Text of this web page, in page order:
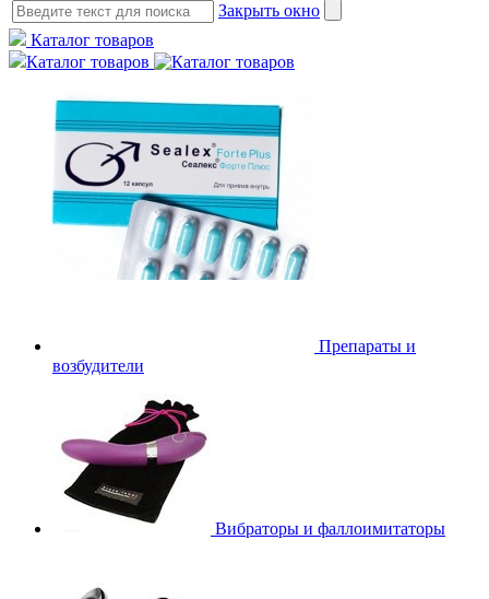
Закрыть окно
Каталог товаров
Каталог товаров
Препараты и
возбудители
Вибраторы и фаллоимитаторы